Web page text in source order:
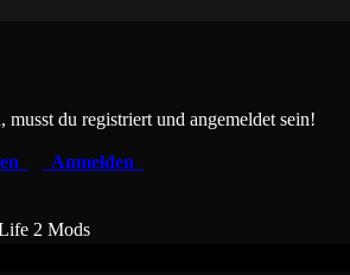
du registriert und angemeldet sein!
Anmelden
2 Mods